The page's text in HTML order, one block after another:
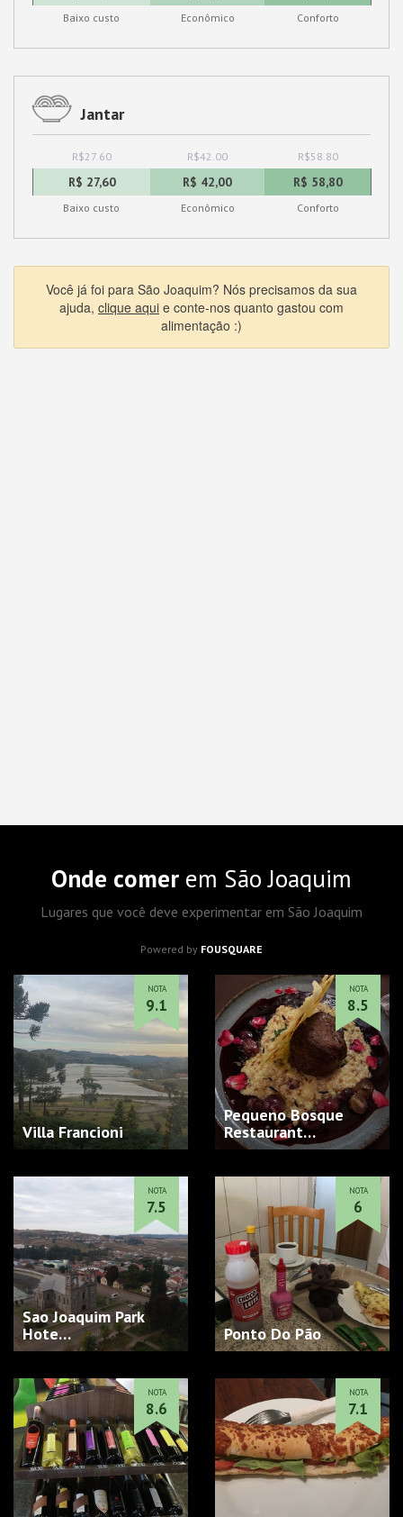
Baixo custo Econômico Conforto
Jantar
R$27.60 R$42.00 R$58.80
R$ 27,60 R$ 42,00 R$ 58,80
Baixo custo Econômico Conforto
Você já foi para São Joaquim? Nós precisamos da sua
ajuda, clique aqui e conte-nos quanto gastou com
alimentação :)
Onde comer em São Joaquim
Lugares que você deve experimentar em São Joaquim
Powered by FOUSQUARE
Villa Francioni
NOTA
9.1
Pequeno Bosque
Restaurant…
NOTA
8.5
Sao Joaquim Park
Hote…
NOTA
7.5
Ponto Do Pão
NOTA
6
NOTA
8.6
NOTA
7.1